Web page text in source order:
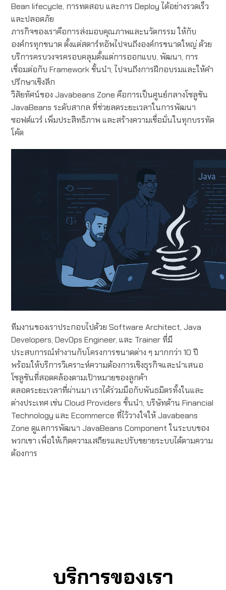
Bean lifecycle, การทดสอบ และการ Deploy ได้อย่างรวดเร็ว
และปลอดภัย
ภารกิจของเราคือการส่งมอบคุณภาพและนวัตกรรม ให้กับ
องค์กรทุกขนาด ตั้งแต่สตาร์ทอัพไปจนถึงองค์กรขนาดใหญ่ ด้วย
บริการครบวงจรครอบคลุมตั้งแต่การออกแบบ, พัฒนา, การ
เชื่อมต่อกับ Framework ชั้นนำ, ไปจนถึงการฝึกอบรมและให้คำ
ปรึกษาเชิงลึก
วิสัยทัศน์ของ Javabeans Zone คือการเป็นศูนย์กลางโซลูชัน
JavaBeans ระดับสากล ที่ช่วยลดระยะเวลาในการพัฒนา
ซอฟต์แวร์ เพิ่มประสิทธิภาพ และสร้างความเชื่อมั่นในทุกบรรทัด
โค้ด
ทีมงานของเราประกอบไปด้วย Software Architect, Java
Developers, DevOps Engineer, และ Trainer ที่มี
ประสบการณ์ทำงานกับโครงการขนาดต่าง ๆ มากกว่า 10 ปี
พร้อมให้บริการวิเคราะห์ความต้องการเชิงธุรกิจและนำเสนอ
โซลูชันที่สอดคล้องตามเป้าหมายของลูกค้า
ตลอดระยะเวลาที่ผ่านมา เราได้ร่วมมือกับพันธมิตรทั้งในและ
ต่างประเทศ เช่น Cloud Providers ชั้นนำ, บริษัทด้าน Financial
Technology และ Ecommerce ที่ไว้วางใจให้ Javabeans
Zone ดูแลการพัฒนา JavaBeans Component ในระบบของ
พวกเขา เพื่อให้เกิดความเสถียรและปรับขยายระบบได้ตามความ
ต้องการ
บริการของเรา